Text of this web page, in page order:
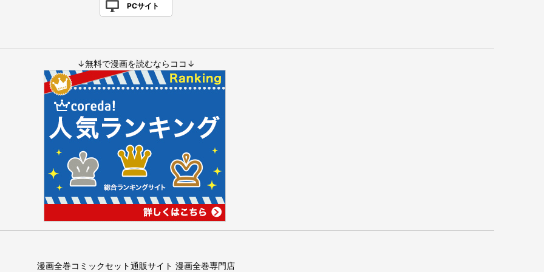
PCサイト
↓無料で漫画を読むならココ↓
漫画全巻コミックセット通販サイト 漫画全巻専門店